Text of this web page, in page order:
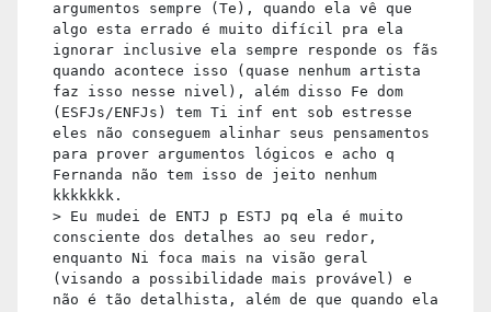
argumentos sempre (Te), quando ela vê que
algo esta errado é muito difícil pra ela
ignorar inclusive ela sempre responde os fãs
quando acontece isso (quase nenhum artista
faz isso nesse nivel), além disso Fe dom
(ESFJs/ENFJs) tem Ti inf ent sob estresse
eles não conseguem alinhar seus pensamentos
para prover argumentos lógicos e acho q
Fernanda não tem isso de jeito nenhum
kkkkkkk.
> Eu mudei de ENTJ p ESTJ pq ela é muito
consciente dos detalhes ao seu redor,
enquanto Ni foca mais na visão geral
(visando a possibilidade mais provável) e
não é tão detalhista, além de que quando ela